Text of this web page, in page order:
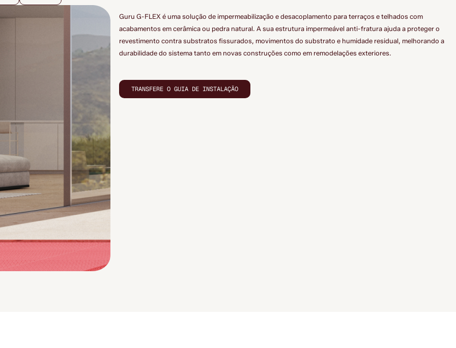
Guru G-FLEX é uma solução de impermeabilização e desacoplamento para terraços e telhados com
acabamentos em cerâmica ou pedra natural. A sua estrutura impermeável anti-fratura ajuda a proteger o
revestimento contra substratos fissurados, movimentos do substrato e humidade residual, melhorando a
durabilidade do sistema tanto em novas construções como em remodelações exteriores.
TRANSFERE O GUIA DE INSTALAÇÃO